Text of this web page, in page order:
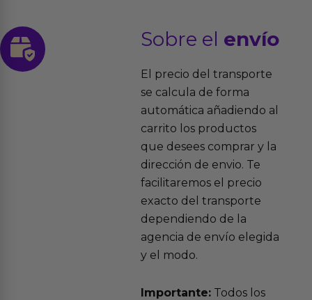
Sobre el envío
El precio del transporte
se calcula de forma
automática añadiendo al
carrito los productos
que desees comprar y la
dirección de envio. Te
facilitaremos el precio
exacto del transporte
dependiendo de la
agencia de envío elegida
y el modo.
Importante:Todos los